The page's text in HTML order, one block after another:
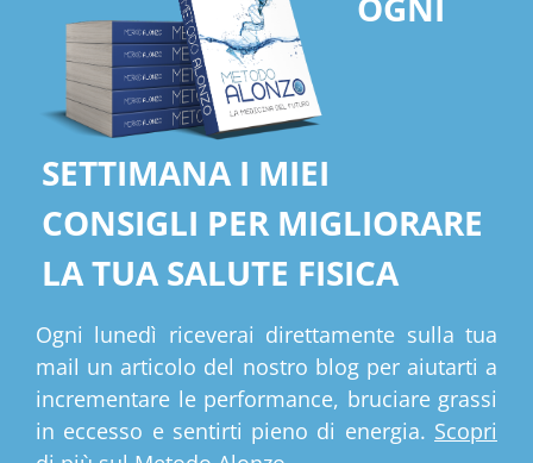
OGNI
SETTIMANA I MIEI
CONSIGLI PER MIGLIORARE
LA TUA SALUTE FISICA
Ogni lunedì riceverai direttamente sulla tua
mail un articolo del nostro blog per aiutarti a
incrementare le performance, bruciare grassi
in eccesso e sentirti pieno di energia. Scopri